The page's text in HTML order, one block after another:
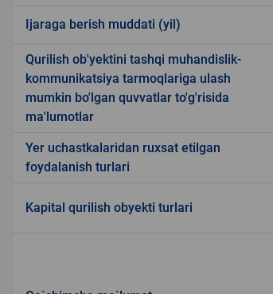
Ijaraga berish muddati (yil)
Qurilish ob'yektini tashqi muhandislik-
kommunikatsiya tarmoqlariga ulash
mumkin bo'lgan quvvatlar to'g'risida
ma'lumotlar
Yer uchastkalaridan ruxsat etilgan
foydalanish turlari
Kapital qurilish obyekti turlari